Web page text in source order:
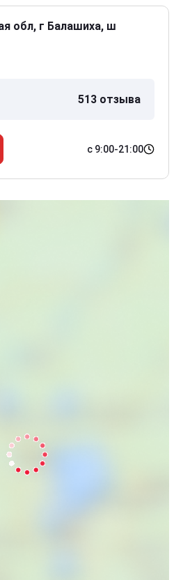
обл, г Балашиха, ш
513 отзыва
с 9:00-21:00